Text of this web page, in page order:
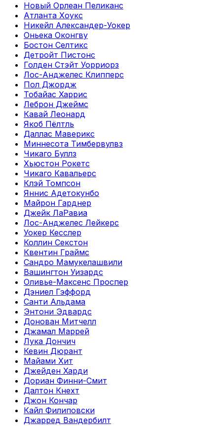
Новый Орлеан Пеликанс
Атланта Хоукс
Никейл Александер-Уокер
Оньека Оконгву
Бостон Селтикс
Детройт Пистонс
Голден Стэйт Уорриорз
Лос-Анджелес Клипперс
Пол Джордж
Тобайас Харрис
Леброн Джеймс
Кавай Леонард
Якоб Пёлтль
Даллас Маверикс
Миннесота Тимбервулвз
Чикаго Буллз
Хьюстон Рокетс
Чикаго Кавальерс
Клэй Томпсон
Яннис Адетокунбо
Майрон Гарднер
Джейк ЛаРавиа
Лос-Анджелес Лейкерс
Уокер Кесслер
Коллин Секстон
Квентин Граймс
Сандро Мамукелашвили
Вашингтон Уизардс
Оливье-Максенс Проспер
Дэниел Гэффорд
Санти Альдама
Энтони Эдвардс
Донован Митчелл
Джамал Маррей
Лука Дончич
Кевин Дюрант
Майами Хит
Джейден Харди
Дориан Финни-Смит
Далтон Кнехт
Джон Кончар
Кайл Филиповски
Джарред Вандербилт